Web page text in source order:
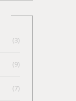
(3)
(9)
(7)